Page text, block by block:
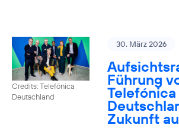
Credits: Telefónica
Deutschland
30. März 2026
Führung
Telefónica
Zukunft